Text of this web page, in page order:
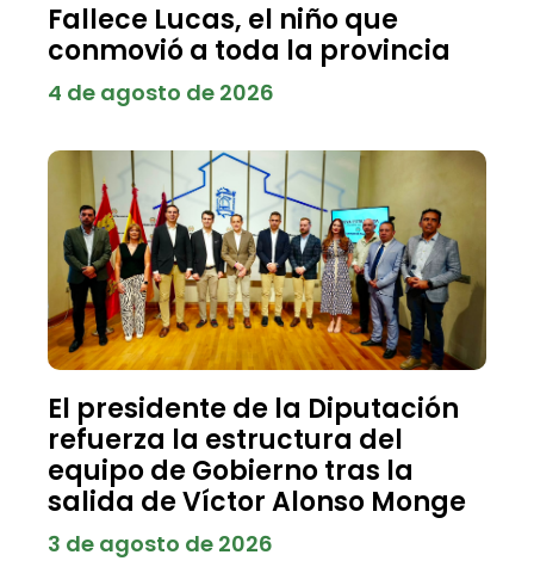
Fallece Lucas, el niño que
conmovió a toda la provincia
4 de agosto de 2026
El presidente de la Diputación
refuerza la estructura del
equipo de Gobierno tras la
salida de Víctor Alonso Monge
3 de agosto de 2026